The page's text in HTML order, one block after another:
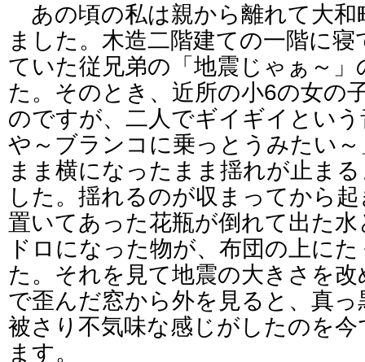
あの頃の私は親から離れて大和
ました。木造二階建ての一階に
ていた従兄弟の「地震じゃぁ～
た。そのとき、近所の小6の女の
のですが、二人でギイギイとい
や～ブランコに乗っとうみたい
まま横になったまま揺れが止ま
した。揺れるのが収まってから
置いてあった花瓶が倒れて出た
ドロになった物が、布団の上に
た。それを見て地震の大きさを
で歪んだ窓から外を見ると、真
被さり不気味な感じがしたのを
ます。